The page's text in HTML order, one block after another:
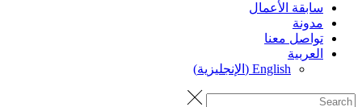
سابقة الأعمال
مدونة
تواصل معنا
العربية
English
( الإنجليزية)